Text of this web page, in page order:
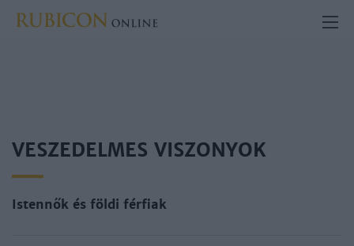
VESZEDELMES VISZONYOK
Istennők és földi férfiak